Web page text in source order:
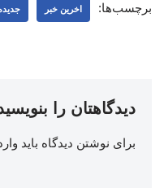
برچسب‌ها: اخرین خبر
دیدگاهتان را
برای نوشتن دیدگاه باید